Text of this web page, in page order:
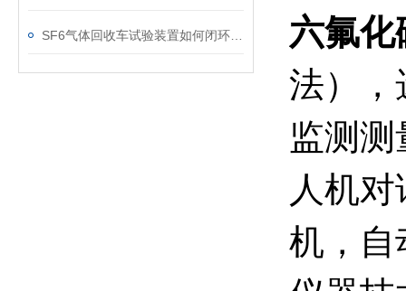
六氟化
法），
监测
人机
机，自